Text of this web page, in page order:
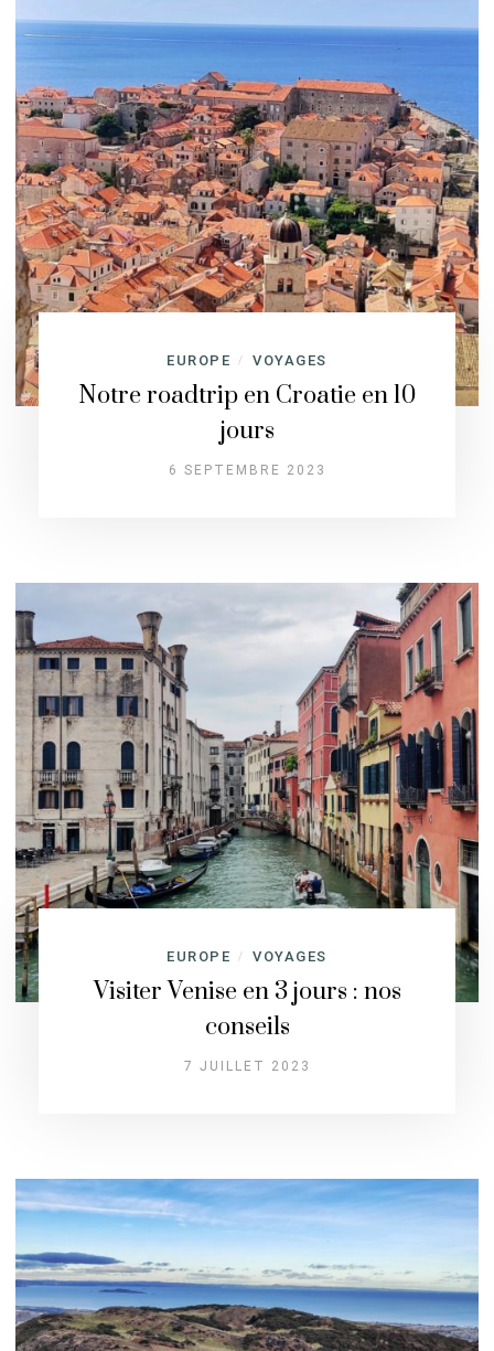
EUROPE / VOYAGES
Notre roadtrip en Croatie en 10
jours
6 SEPTEMBRE 2023
EUROPE / VOYAGES
Visiter Venise en 3 jours : nos
conseils
7 JUILLET 2023